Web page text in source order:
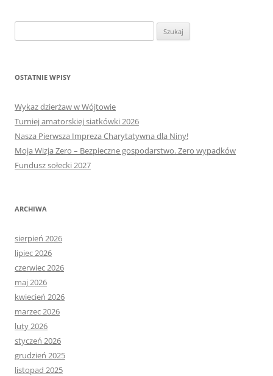
OSTATNIE WPISY
Wykaz dzierżaw w Wójtowie
Turniej amatorskiej siatkówki 2026
Nasza Pierwsza Impreza Charytatywna dla Niny!
Moja Wizja Zero – Bezpieczne gospodarstwo. Zero wypadków
Fundusz sołecki 2027
ARCHIWA
sierpień 2026
lipiec 2026
czerwiec 2026
maj 2026
kwiecień 2026
marzec 2026
luty 2026
styczeń 2026
grudzień 2025
listopad 2025